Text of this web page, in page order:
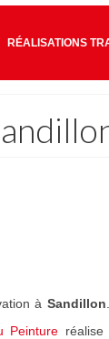
RÉALISATIONS
à Sandillon
Peinture